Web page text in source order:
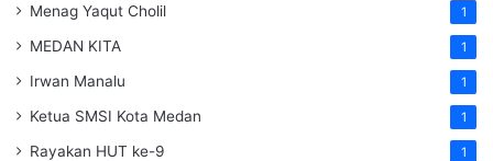
Menag Yaqut Cholil 1
MEDAN KITA 1
Irwan Manalu 1
Ketua SMSI Kota Medan 1
Rayakan HUT ke-9 1